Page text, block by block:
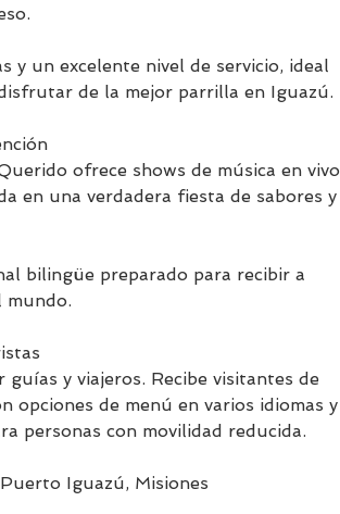
y un excelente nivel de servicio, ideal
de la mejor parrilla en Iguazú.
ofrece shows de música en vivo
en una verdadera fiesta de sabores y
bilingüe preparado para recibir a
mundo.
y viajeros. Recibe visitantes de
opciones de menú en varios idiomas y
personas con movilidad reducida.
Iguazú, Misiones